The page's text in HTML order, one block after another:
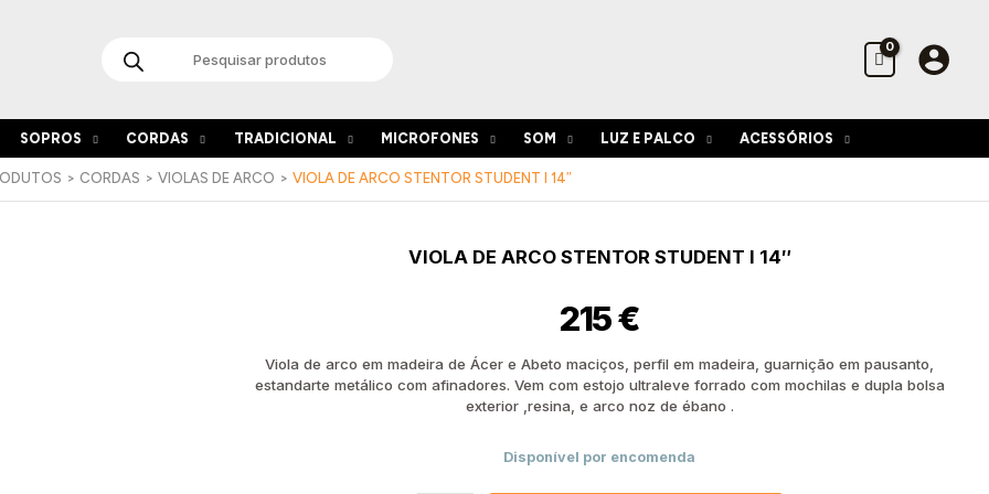
search
SOPROS CORDAS TRADICIONAL MICROFONES SOM LUZ E PALCO ACESSÓRIOS
CORDAS VIOLAS DE ARCO VIOLA DE ARCO STENTOR STUDENT I 14″
VIOLA DE ARCO STENTOR STUDENT I 14″
215€
Viola de arco em madeira de Ácer e Abeto maciços, perfil em madeira, guarnição em pausanto,
estandarte metálico com afinadores. Vem com estojo ultraleve forrado com mochilas e dupla bolsa
exterior ,resina, e arco noz de ébano .
Disponível por encomenda
de
Student
I